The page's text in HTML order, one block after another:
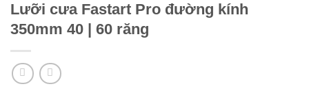
Lưỡi cưa Fastart Pro đường kính
350mm 40 | 60 răng